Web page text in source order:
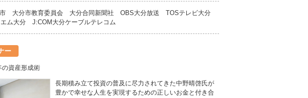
市 大分市教育委員会 大分合同新聞社 OBS大分放送 TOSテレビ大分
ム大分 J:COM大分ケーブルテレコム
ー
資産形成術
長期積み立て投資の普及に尽力されてきた中野晴啓氏が
豊かで幸せな人生を実現するための正しいお金と付き合